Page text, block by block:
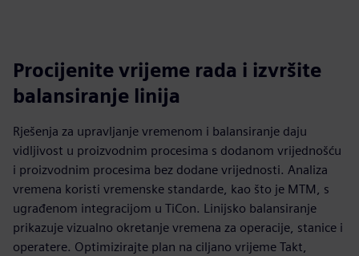
Procijenite vrijeme rada i izvršite
balansiranje linija
Rješenja za upravljanje vremenom i balansiranje daju
vidljivost u proizvodnim procesima s dodanom vrijednošću
i proizvodnim procesima bez dodane vrijednosti. Analiza
vremena koristi vremenske standarde, kao što je MTM, s
ugrađenom integracijom u TiCon. Linijsko balansiranje
prikazuje vizualno okretanje vremena za operacije, stanice i
operatere. Optimizirajte plan na ciljano vrijeme Takt,